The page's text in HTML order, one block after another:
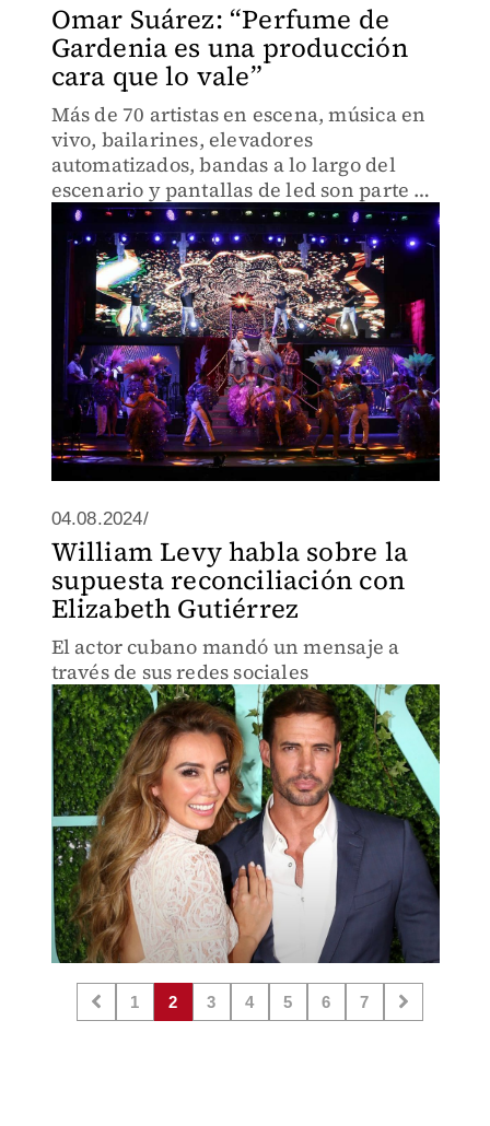
Omar Suárez: “Perfume de
Gardenia es una producción
cara que lo vale”
Más de 70 artistas en escena, música en
vivo, bailarines, elevadores
automatizados, bandas a lo largo del
escenario y pantallas de led son parte de
la propuesta en escena.
04.08.2024/
William Levy habla sobre la
supuesta reconciliación con
Elizabeth Gutiérrez
El actor cubano mandó un mensaje a
través de sus redes sociales
1 2 3 4 5 6 7